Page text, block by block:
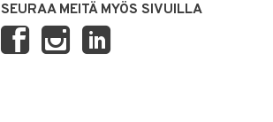
SEURAA MEITÄ MYÖS SIVUILLA